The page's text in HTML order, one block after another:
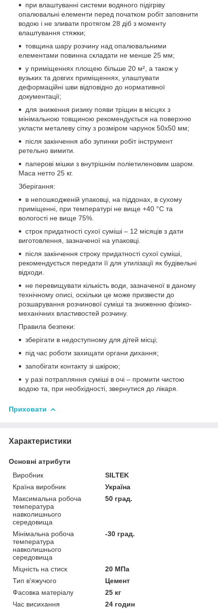
при влаштуванні системи водяного підігріву
опалювальні елементи перед початком робіт заповнити
водою і не зливати протягом 28 діб з моменту
влаштування стяжки;
товщина шару розчину над опалювальними
елементами повинна складати не менше 25 мм;
у приміщеннях площею більше 20 м², а також у
вузьких та довгих приміщеннях, улаштувати
деформаційні шви відповідно до нормативної
документації;
для зниження ризику появи тріщин в місцях з
мінімальною товщиною рекомендується на поверхню
укласти металеву сітку з розміром чарунок 50х50 мм;
після закінчення або зупинки робіт інструмент
ретельно вимити.
паперові мішки з внутрішнім поліетиленовим шаром.
Маса нетто 25 кг.
Зберігання:
в непошкодженій упаковці, на піддонах, в сухому
приміщенні, при температурі не вище +40 °С та
вологості не вище 75%.
строк придатності сухої суміші – 12 місяців з дати
виготовлення, зазначеної на упаковці.
після закінчення строку придатності сухої суміші,
рекомендується передати її для утилізації як будівельні
відходи.
не перевищувати кількість води, зазначеної в даному
технічному описі, оскільки це може призвести до
розшарування розчинової суміші та зниженню фізико-
механічних властивостей розчину.
Правила безпеки:
зберігати в недоступному для дітей місці;
під час роботи захищати органи дихання;
запобігати контакту зі шкірою;
у разі потрапляння суміші в очі – промити чистою
водою та, при необхідності, звернутися до лікаря.
Приховати
Характеристики
Основні атрибути
Виробник
SILTEK
Країна виробник
Україна
Максимальна робоча
температура
навколишнього
середовища
50 град.
Мінімальна робоча
температура
навколишнього
середовища
-30 град.
Міцність на стиск
20 МПа
Тип в'яжучого
Цемент
Фасовка матеріалу
25 кг
Час висихання
24 годин